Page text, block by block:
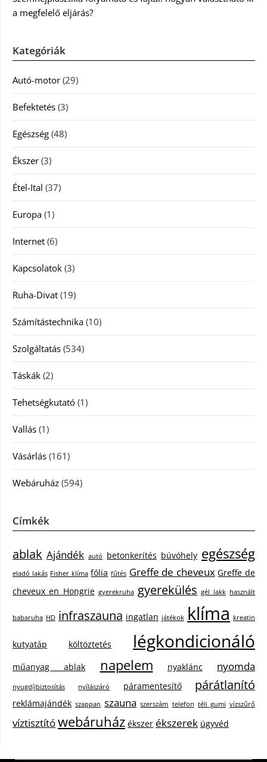
a megfelelő eljárás?
Kategóriák
Autó-motor (29)
Befektetés (3)
Egészség (48)
Ékszer (3)
Étel-Ital (37)
Europa (1)
Internet (6)
Kapcsolatok (3)
Ruha-Divat (19)
Számítástechnika (10)
Szolgáltatás (534)
Táskák (2)
Tehetségkutató (1)
Vallás (1)
Vásárlás (161)
Webáruház (594)
Címkék
ablak Ajándék autó betonkerítés búvóhely egészség
eladó lakás Fisher klíma fólia fűtés Greffe de cheveux Greffe de
cheveux en Hongrie gyerekruha gyerekülés gél lakk használt
babaruha HD infraszauna ingatlan játékok klíma kreatin
kutyatáp költöztetés légkondicionáló
műanyag ablak napelem nyaklánc nyomda
nyugdíjbiztosítás nyílászáró páramentesítő párátlanító
reklámajándék szappan szauna szerszám telefon téli gumi vízszűrő
víztisztítówebáruház ékszer ékszerek ügyvéd